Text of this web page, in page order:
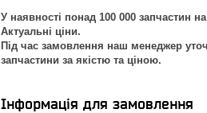
У наявності понад 100 000 запчастин
Актуальні ціни.
Під час замовлення наш менеджер
запчастини за якістю та ціною.
Інформація для замовлення